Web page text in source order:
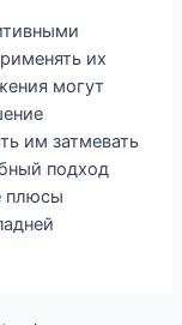
их
могут
им затмевать
подход
плюсы